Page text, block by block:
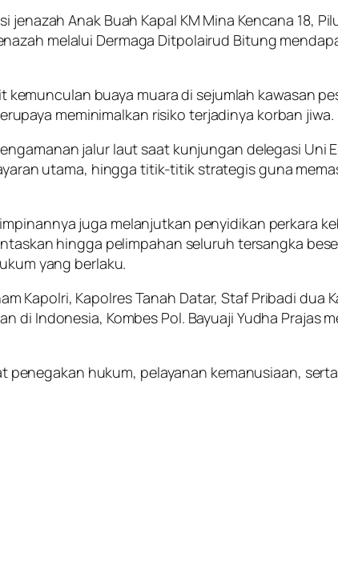
Anak Buah Kapal KM Mina Kencana 18,
melalui Dermaga Ditpolairud Bitung
buaya muara di sejumlah kawasan
meminimalkan risiko terjadinya korban jiwa.
jalur laut saat kunjungan delegasi Uni
utama, hingga titik-titik strategis guna
juga melanjutkan penyidikan perkara
hingga pelimpahan seluruh tersangka
yang berlaku.
Kapolri, Kapolres Tanah Datar, Staf Pribadi dua
di Indonesia, Kombes Pol. Bayuaji Yudha Prajas
hukum, pelayanan kemanusiaan,